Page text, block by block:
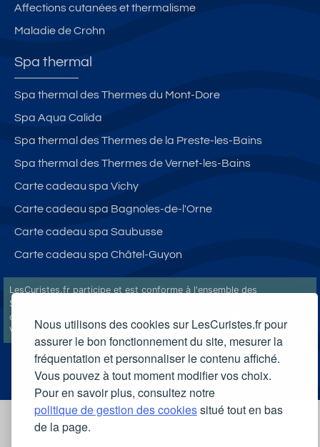
Nous utilisons des cookies sur LesCuristes.fr pour
assurer le bon fonctionnement du site, mesurer la
fréquentation et personnaliser le contenu affiché.
Vous pouvez à tout moment modifier vos choix.
Pour en savoir plus, consultez notre
politique de gestion des cookiessitué tout en bas
de la page.
Affections cutanées et thermalisme
Maladie de Crohn
Spa thermal
Spa thermal des Thermes du Mont-Dore
Spa Aqua Calida
Spa thermal des Thermes de la Preste-les-Bains
Spa thermal des Thermes de Vernet-les-Bains
Carte cadeau spa Vichy
Carte cadeau spa Bagnoles-de-l'Orne
Carte cadeau spa Saubusse
Carte cadeau spa Châtel-Guyon
LesCuristes.fr participe et est conforme à l'ensemble des
Spécifications et Politiques du Transparency & Consent Framework
de l'IAB Europe et utilise la Consent Management Platform n°92.
Vous pouvez modifier vos choix à tout moment encliquant ici.